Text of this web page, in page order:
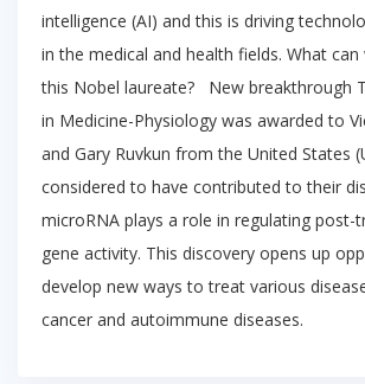
intelligence (AI) and this is driving
in the medical and health fields. What
this Nobel laureate? New breakthrough
in Medicine-Physiology was awarded to
and Gary Ruvkun from the United States
considered to have contributed to their
microRNA plays a role in regulating post-
gene activity. This discovery opens up
develop new ways to treat various
cancer and autoimmune diseases.